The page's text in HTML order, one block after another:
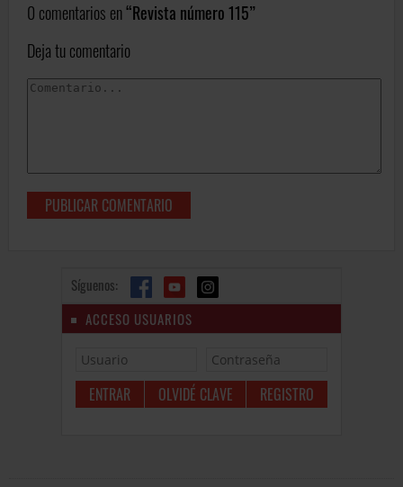
0 comentarios en Revista número 115
Deja tu comentario
Síguenos:
ACCESO USUARIOS
OLVIDÉ CLAVE REGISTRO